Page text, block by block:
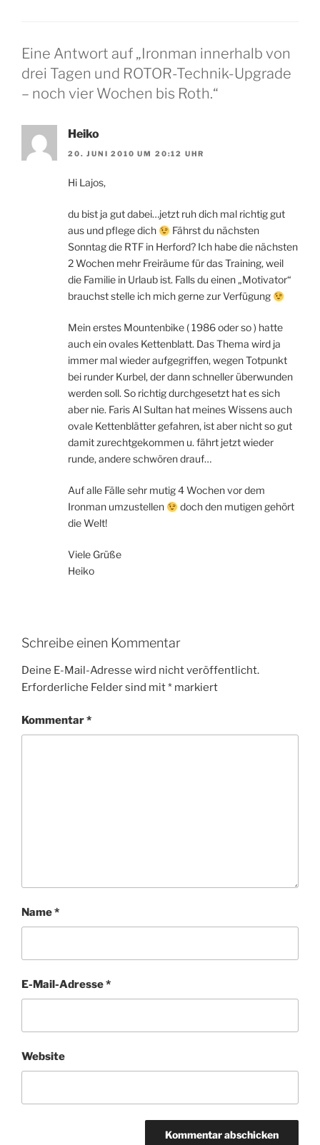
Eine Antwort auf „Ironman innerhalb von
drei Tagen und ROTOR-Technik-Upgrade
– noch vier Wochen bis Roth.“
Heiko
20. JUNI 2010 UM 20:12 UHR
Hi Lajos,
du bist ja gut dabei…jetzt ruh dich mal richtig gut
aus und pflege dich
Fährst du nächsten
Sonntag die RTF in Herford? Ich habe die nächsten
2 Wochen mehr Freiräume für das Training, weil
die Familie in Urlaub ist. Falls du einen „Motivator“
brauchst stelle ich mich gerne zur Verfügung
Mein erstes Mountenbike ( 1986 oder so ) hatte
auch ein ovales Kettenblatt. Das Thema wird ja
immer mal wieder aufgegriffen, wegen Totpunkt
bei runder Kurbel, der dann schneller überwunden
werden soll. So richtig durchgesetzt hat es sich
aber nie. Faris Al Sultan hat meines Wissens auch
ovale Kettenblätter gefahren, ist aber nicht so gut
damit zurechtgekommen u. fährt jetzt wieder
runde, andere schwören drauf…
Auf alle Fälle sehr mutig 4 Wochen vor dem
Ironman umzustellen
doch den mutigen gehört
die Welt!
Viele Grüße
Heiko
Schreibe einen Kommentar
Deine E-Mail-Adresse wird nicht veröffentlicht.
Erforderliche Felder sind mit* markiert
Kommentar*
Name*
E-Mail-Adresse*
Website